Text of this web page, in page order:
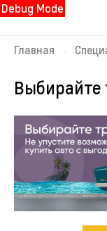
Debug Mode
Главная